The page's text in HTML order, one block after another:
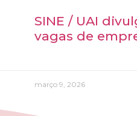
SINE / UAI
vagas de
março 9, 2026